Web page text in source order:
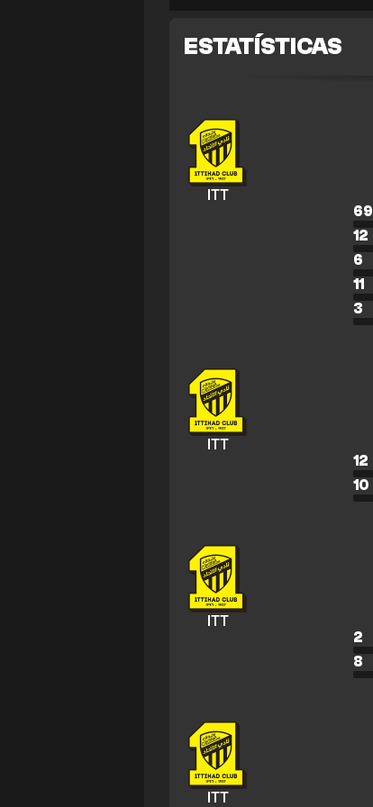
ESTATÍSTICAS
ITT
69
12
6
11
3
ITT
12
10
ITT
2
8
ITT